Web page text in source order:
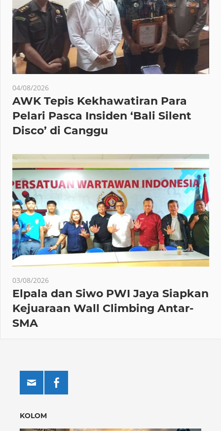
04/08/2026
AWK Tepis Kekhawatiran Para
Pelari Pasca Insiden ‘Bali Silent
Disco’ di Canggu
03/08/2026
Elpala dan Siwo PWI Jaya Siapkan
Kejuaraan Wall Climbing Antar-
SMA
KOLOM